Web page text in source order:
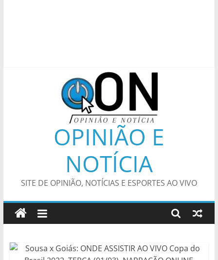
OPINIÃO E
NOTÍCIA
SITE DE OPINIÃO, NOTÍCIAS E ESPORTES AO VIVO